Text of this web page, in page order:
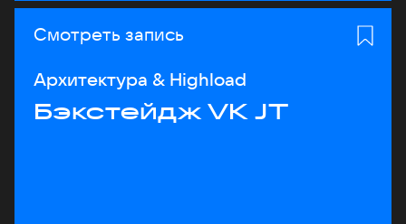
Смотреть запись
Архитектура & Highload
Бэкстейдж VK JT